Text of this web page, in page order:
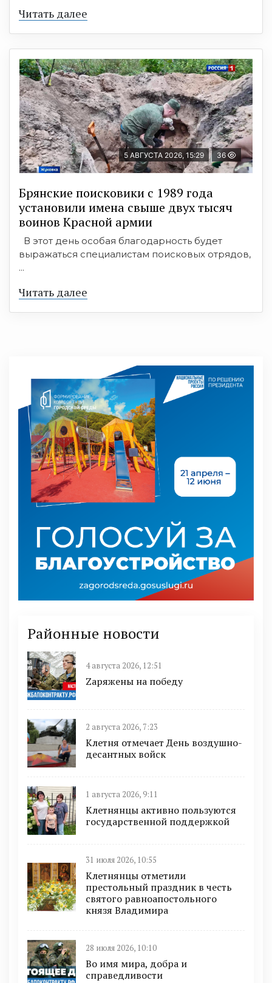
Читать далее
5 АВГУСТА 2026, 15:29 36
Брянские поисковики с 1989 года
установили имена свыше двух тысяч
воинов Красной армии
В этот день особая благодарность будет
выражаться специалистам поисковых отрядов,
...
Читать далее
Районные новости
4 августа 2026, 12:51
Zаряжены на победу
2 августа 2026, 7:23
Клетня отмечает День воздушно-
десантных войск
1 августа 2026, 9:11
Клетнянцы активно пользуются
государственной поддержкой
31 июля 2026, 10:55
Клетнянцы отметили
престольный праздник в честь
святого равноапостольного
князя Владимира
28 июля 2026, 10:10
Во имя мира, добра и
справедливости